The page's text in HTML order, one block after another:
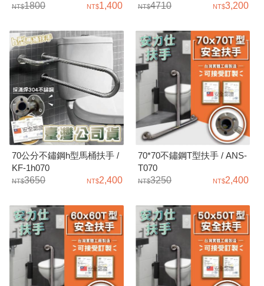
1800
1,400
4710
3,200
70公分不鏽鋼h型馬桶扶手 /
KF-1h070
3650
2,400
70*70不鏽鋼T型扶手 / ANS-
T070
3250
2,400